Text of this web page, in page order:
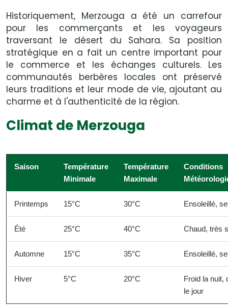
Historiquement, Merzouga a été un carrefour
pour les commerçants et les voyageurs
traversant le désert du Sahara. Sa position
stratégique en a fait un centre important pour
le commerce et les échanges culturels. Les
communautés berbères locales ont préservé
leurs traditions et leur mode de vie, ajoutant au
charme et à l'authenticité de la région.
Climat de Merzouga
Saison
Température
Minimale
Température
Maximale
Conditions
Printemps 15°C 30°C Ensoleillé,
Été 25°C 40°C Chaud, très
Automne 15°C 35°C Ensoleillé,
Hiver 5°C 20°C
Froid la nuit,
le jour